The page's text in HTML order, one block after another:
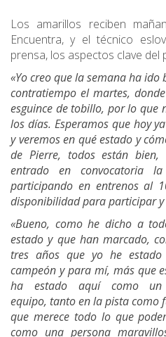
Los amarillos reciben
Encuentra, y el técnico
prensa, los aspectos clave del
«Yo creo que la semana ha
contratiempo el martes,
esguince de tobillo, por lo que
los días. Esperamos que hoy
y veremos en qué estado y
de Pierre, todos están
entrado en convocatoria
participando en entrenos al
disponibilidad para participar
«Bueno, como he dicho a
estado y que han marcado,
tres años que yo he
campeón y para mí, más que
ha estado aquí como un
equipo, tanto en la pista como
que merece todo lo que
como una persona